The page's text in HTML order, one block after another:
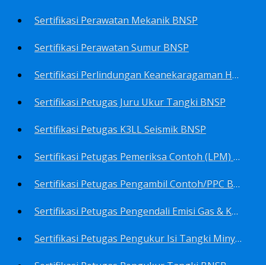
Sertifikasi Perawatan Mekanik BNSP
Sertifikasi Perawatan Sumur BNSP
Sertifikasi Perlindungan Keanekaragaman Hayati BNSP
Sertifikasi Petugas Juru Ukur Tangki BNSP
Sertifikasi Petugas K3LL Seismik BNSP
Sertifikasi Petugas Pemeriksa Contoh (LPM) Minyak Mentah BNSP
Sertifikasi Petugas Pengambil Contoh/PPC BNSP
Sertifikasi Petugas Pengendali Emisi Gas & Kebisingan Industri Migas BNSP
Sertifikasi Petugas Pengukur Isi Tangki Minyak Bumi dan Hasil Olahan BNSP